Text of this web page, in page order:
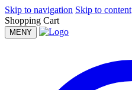
Skip to navigation Skip to content
Shopping Cart
MENY